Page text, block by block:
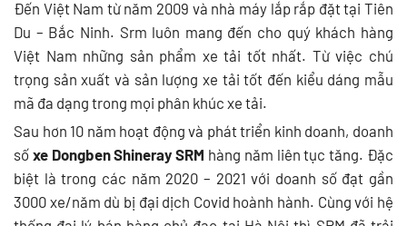
Đến Việt Nam từ năm 2009 và nhà máy lắp rắp đặt tại Tiên
Du – Bắc Ninh. Srm luôn mang đến cho quý khách hàng
Việt Nam những sản phẩm xe tải tốt nhất. Từ việc chú
trọng sản xuất và sản lượng xe tải tốt đến kiểu dáng mẫu
mã đa dạng trong mọi phân khúc xe tải.
Sau hơn 10 năm hoạt động và phát triển kinh doanh, doanh
số xe Dongben Shineray SRM hàng năm liên tục tăng. Đặc
biệt là trong các năm 2020 – 2021 với doanh số đạt gần
3000 xe/năm dù bị đại dịch Covid hoành hành. Cùng với hệ